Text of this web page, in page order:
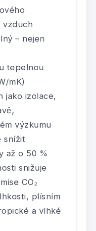
vzduch
– nejen
tepelnou
mK)
jako izolace,
výzkumu
snížit
až o 50 %
snižuje
CO₂
plísním
a vlhké